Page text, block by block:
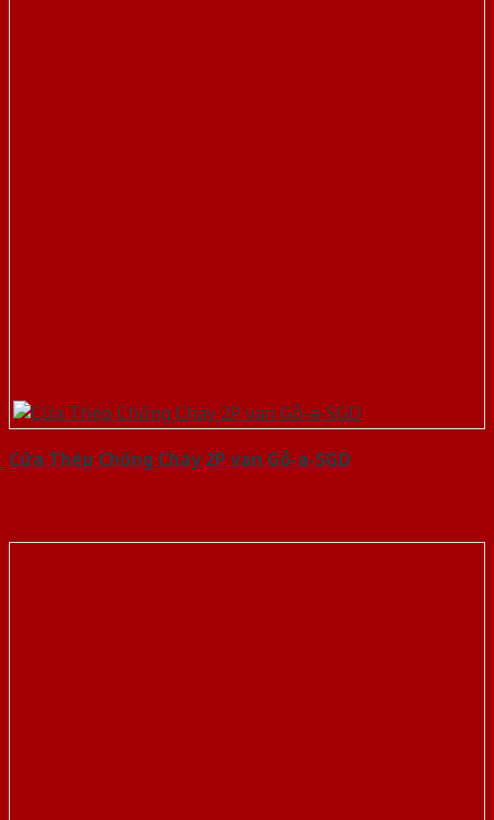
Cửa Thép Chống Cháy 2P van Gỗ-a-SGD